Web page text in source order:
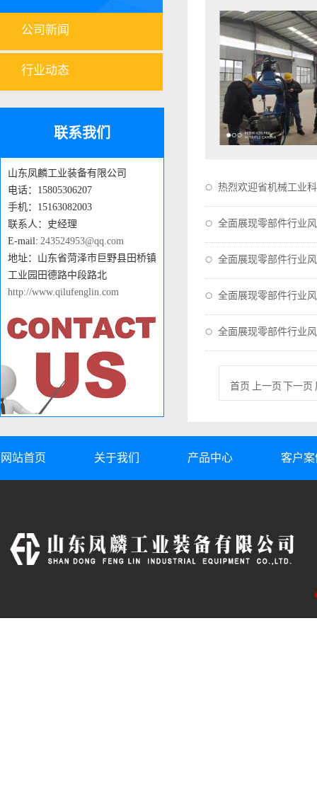
公司新闻
行业动态
联系我们
山东凤麟工业装备有限公司
电话：15805306207
手机：15163082003
联系人：史经理
E-mail: 243524953@qq.com
地址：山东省菏泽市巨野县田桥镇
工业园田德路中段路北
http://www.qilufenglin.com
热烈欢迎省机械工业
全面展现零部件行业
全面展现零部件行业
全面展现零部件行业
全面展现零部件行业
首页 上一页 下一页
网站首页 关于我们 产品中心 客户案